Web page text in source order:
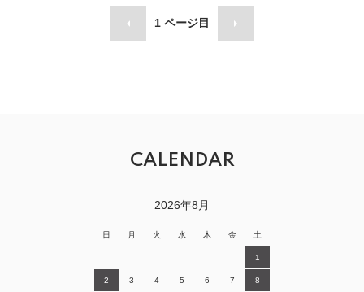
1 ページ目
CALENDAR
2026年8月
日 月 火 水 木 金 土
1
2 3 4 5 6 7 8